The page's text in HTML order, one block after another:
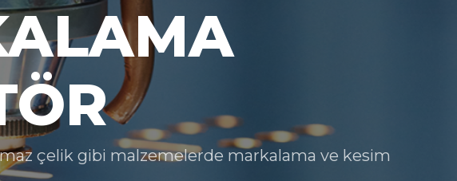
çelik gibi malzemelerde markalama ve kesim